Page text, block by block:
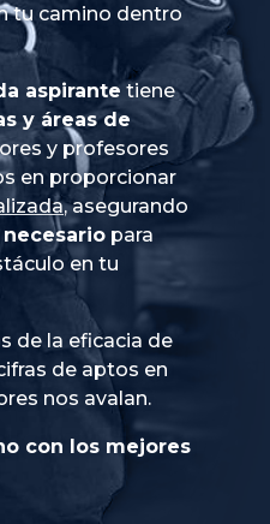
tu camino dentro
aspirante tiene
y áreas de
y profesores
en proporcionar
, asegurando
para
en tu
de la eficacia de
de aptos en
nos avalan.
con los mejores